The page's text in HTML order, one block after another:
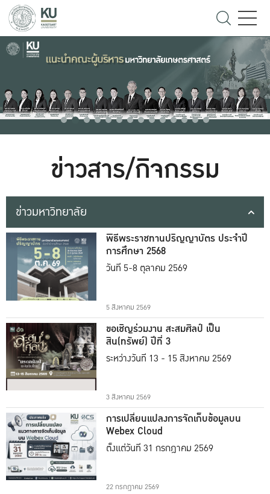
ข่าวสาร/กิจกรรม
ข่าวมหาวิทยาลัย
พิธีพระราชทานปริญญาบัตร ประจำปี
การศึกษา 2568
วันที่ 5-8 ตุลาคม 2569
5 สิงหาคม 2569
ขอเชิญร่วมงาน สะสมศิลป์ เป็น
สิน(ทรัพย์) ปีที่ 3
ระหว่างวันที่ 13 - 15 สิงหาคม 2569
3 สิงหาคม 2569
การเปลี่ยนแปลงการจัดเก็บข้อมูลบน
Webex Cloud
ตั้งแต่วันที่ 31 กรกฎาคม 2569
22 กรกฎาคม 2569